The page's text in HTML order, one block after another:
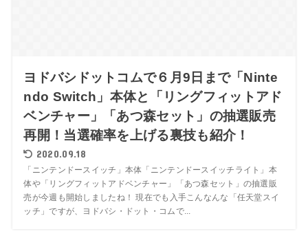
ヨドバシドットコムで６月9日まで「Ninte
ndo Switch」本体と「リングフィットアド
ベンチャー」「あつ森セット」の抽選販売
再開！当選確率を上げる裏技も紹介！
2020.09.18
「ニンテンドースイッチ」本体「ニンテンドースイッチライト」本
体や「リングフィットアドベンチャー」「あつ森セット」の抽選販
売が今週も開始しましたね！ 現在でも入手こんなんな「任天堂スイ
ッチ」ですが、ヨドバシ・ドット・コムで...